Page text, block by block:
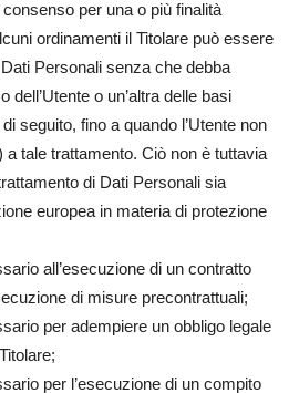
consenso per una o più finalità
ordinamenti il Titolare può essere
Personali senza che debba
o un’altra delle basi
seguito, fino a quando l’Utente non
a tale trattamento. Ciò non è tuttavia
di Dati Personali sia
europea in materia di protezione
all’esecuzione di un contratto
di misure precontrattuali;
per adempiere un obbligo legale
per l’esecuzione di un compito